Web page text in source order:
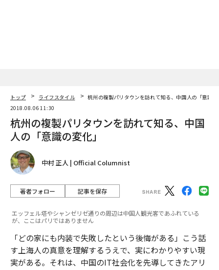
トップ ライフスタイル
杭州の複製パリタウンを訪れて知る、中国人の「意識
2018.08.06 11:30
杭州の複製パリタウンを訪れて知る、中国
人の「意識の変化」
中村 正人 | Official Columnist
著者フォロー 記事を保存
エッフェル塔やシャンゼリゼ通りの周辺は中国人観光客であふれている
が、ここはパリではありません
「どの家にも内装で失敗したという後悔がある」こう話
す上海人の真意を理解するうえで、実にわかりやすい現
実がある。それは、中国のIT社会化を先導してきたアリ